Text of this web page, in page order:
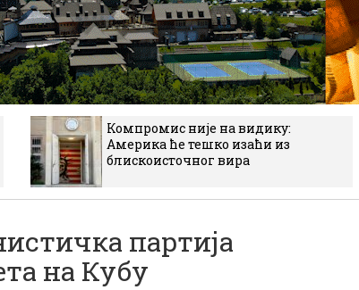
Компромис није на видику:
Америка ће тешко изаћи из
блискоисточног вира
партија
на Кубу